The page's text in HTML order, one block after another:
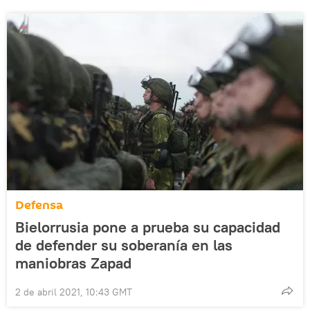
Defensa
Bielorrusia pone a prueba su capacidad
de defender su soberanía en las
maniobras Zapad
2 de abril 2021, 10:43 GMT